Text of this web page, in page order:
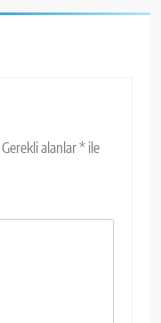
Gerekli alanlar* ile